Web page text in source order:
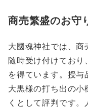
商売繁盛のお守
大國魂神社では、商
随時受け付けており
を得ています。授与
大黒様の打ち出の小
くとして評判です。